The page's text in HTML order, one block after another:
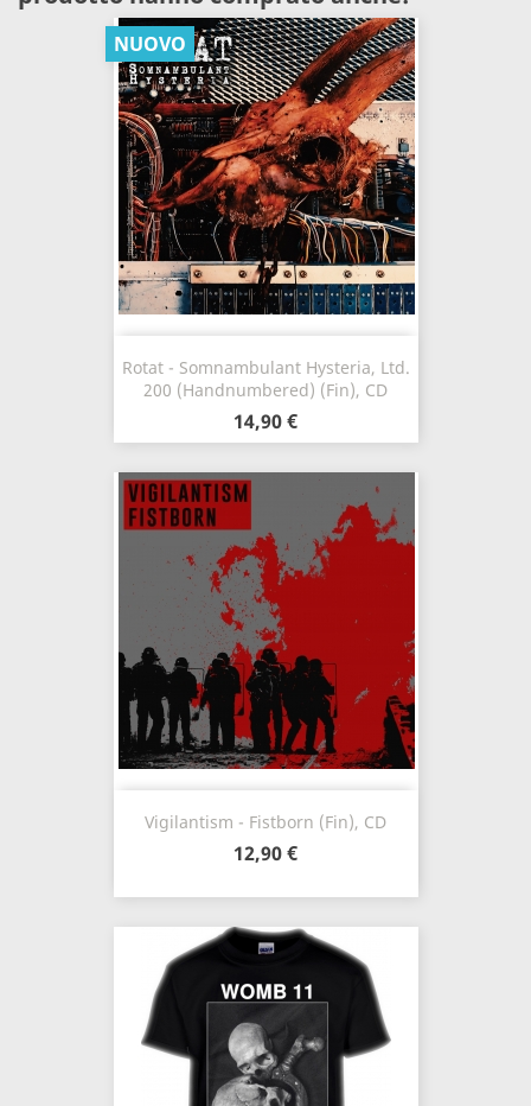
Rotat - Somnambulant Hysteria, Ltd.
200 (Handnumbered) (Fin), CD
14,90 €
NUOVO
Vigilantism - Fistborn (Fin), CD
12,90 €